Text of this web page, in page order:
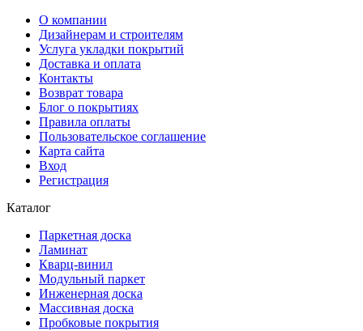
О компании
Дизайнерам и строителям
Услуга укладки покрытий
Доставка и оплата
Контакты
Возврат товара
Блог о покрытиях
Правила оплаты
Пользовательское соглашение
Карта сайта
Вход
Регистрация
Каталог
Паркетная доска
Ламинат
Кварц-винил
Модульный паркет
Инженерная доска
Массивная доска
Пробковые покрытия